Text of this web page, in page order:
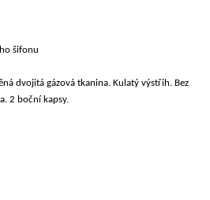
šifonu
dvojitá gázová tkanina. Kulatý výstřih. Bez
2 boční kapsy.